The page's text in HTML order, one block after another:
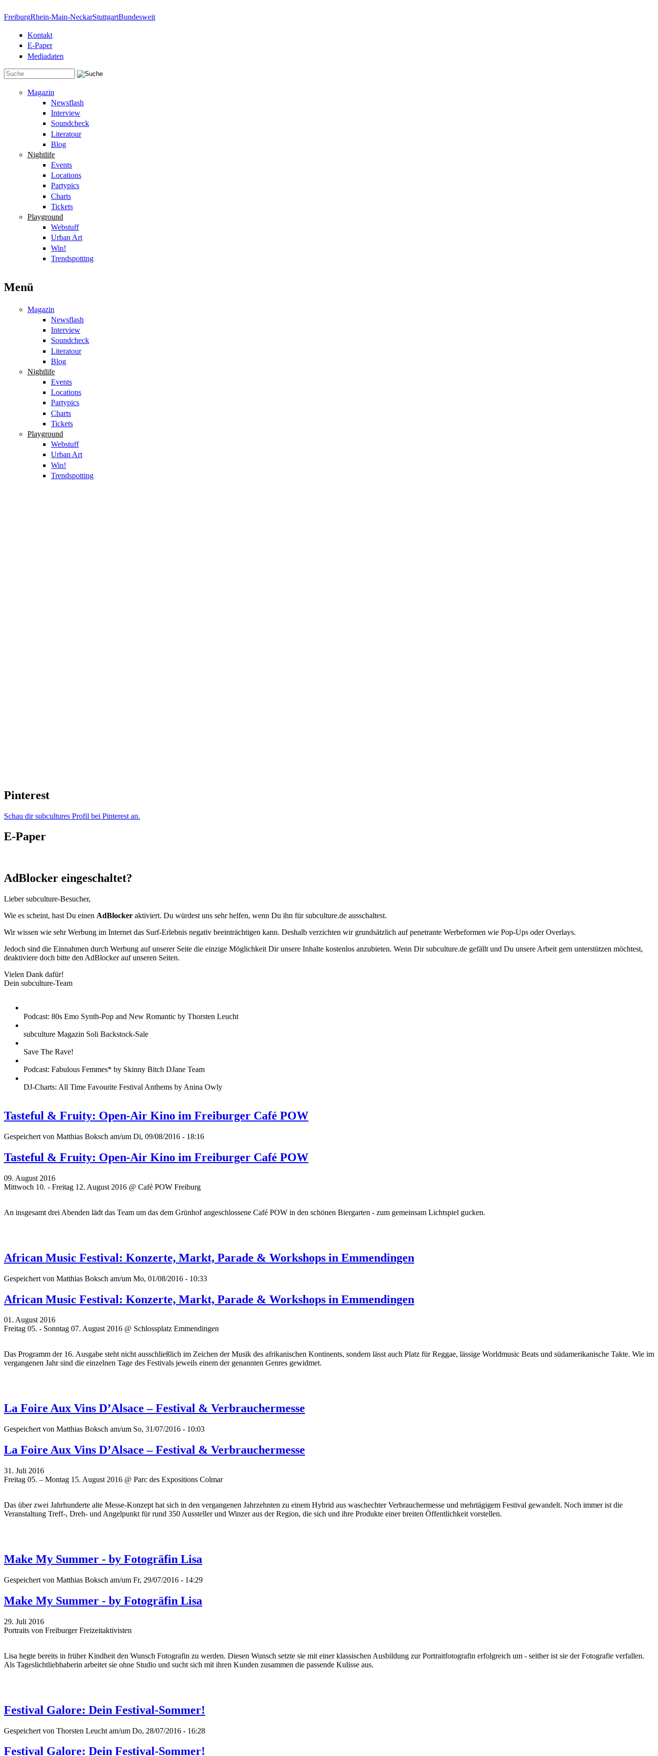
FreiburgRhein-Main-NeckarStuttgartBundesweit
Kontakt
E-Paper
Mediadaten
Magazin
Newsflash
Interview
Soundcheck
Literatour
Blog
Nightlife
Events
Locations
Partypics
Charts
Tickets
Playground
Webstuff
Urban Art
Win!
Trendspotting
Menü
Magazin
Newsflash
Interview
Soundcheck
Literatour
Blog
Nightlife
Events
Locations
Partypics
Charts
Tickets
Playground
Webstuff
Urban Art
Win!
Trendspotting
Pinterest
Schau dir subcultures Profil bei Pinterest an.
E-Paper
AdBlocker eingeschaltet?
Lieber subculture-Besucher,
Wie es scheint, hast Du einen AdBlocker aktiviert. Du würdest uns sehr helfen, wenn Du ihn für subculture.de ausschaltest.
Wir wissen wie sehr Werbung im Internet das Surf-Erlebnis negativ beeinträchtigen kann. Deshalb verzichten wir grundsätzlich auf penetrante Werbeformen wie Pop-Ups oder Overlays.
Jedoch sind die Einnahmen durch Werbung auf unserer Seite die einzige Möglichkeit Dir unsere Inhalte kostenlos anzubieten. Wenn Dir subculture.de gefällt und Du unsere Arbeit gern unterstützen möchtest,
deaktiviere doch bitte den AdBlocker auf unseren Seiten.
Vielen Dank dafür!
Dein subculture-Team
Podcast: 80s Emo Synth-Pop and New Romantic by Thorsten Leucht
subculture Magazin Soli Backstock-Sale
Save The Rave!
Podcast: Fabulous Femmes* by Skinny Bitch DJane Team
DJ-Charts: All Time Favourite Festival Anthems by Anina Owly
Tasteful & Fruity: Open-Air Kino im Freiburger Café POW
Gespeichert von Matthias Boksch am/um Di, 09/08/2016 - 18:16
Tasteful & Fruity: Open-Air Kino im Freiburger Café POW
09. August 2016
Mittwoch 10. - Freitag 12. August 2016 @ Café POW Freiburg
An insgesamt drei Abenden lädt das Team um das dem Grünhof angeschlossene Café POW in den schönen Biergarten - zum gemeinsam Lichtspiel gucken.
African Music Festival: Konzerte, Markt, Parade & Workshops in Emmendingen
Gespeichert von Matthias Boksch am/um Mo, 01/08/2016 - 10:33
African Music Festival: Konzerte, Markt, Parade & Workshops in Emmendingen
01. August 2016
Freitag 05. - Sonntag 07. August 2016 @ Schlossplatz Emmendingen
Das Programm der 16. Ausgabe steht nicht ausschließlich im Zeichen der Musik des afrikanischen Kontinents, sondern lässt auch Platz fürReggae, lässige Worldmusic Beats und südamerikanische Takte. Wie im
vergangenen Jahr sind die einzelnen Tage des Festivals jeweils einem der genannten Genres gewidmet.
La Foire Aux Vins D’Alsace – Festival & Verbrauchermesse
Gespeichert von Matthias Boksch am/um So, 31/07/2016 - 10:03
La Foire Aux Vins D’Alsace – Festival & Verbrauchermesse
31. Juli 2016
Freitag 05. – Montag 15. August 2016 @ Parc des Expositions Colmar
Das über zwei Jahrhunderte alte Messe-Konzept hat sich in den vergangenen Jahrzehnten zu einem Hybrid aus waschechter Verbrauchermesse und mehrtägigem Festival gewandelt. Noch immer ist die
Veranstaltung Treff-, Dreh- und Angelpunkt für rund 350 Aussteller und Winzer aus der Region, die sich und ihre Produkte einer breiten Öffentlichkeit vorstellen.
Make My Summer - by Fotogräfin Lisa
Gespeichert von Matthias Boksch am/um Fr, 29/07/2016 - 14:29
Make My Summer - by Fotogräfin Lisa
29. Juli 2016
Portraits von Freiburger Freizeitaktivisten
Lisa hegte bereits in früher Kindheit den Wunsch Fotografin zu werden. Diesen Wunsch setzte sie mit einer klassischen Ausbildung zur Portraitfotografin erfolgreich um - seither ist sie der Fotografie verfallen.
Als Tageslichtliebhaberin arbeitet sie ohne Studio und sucht sich mit ihren Kunden zusammen die passende Kulisse aus.
Festival Galore: Dein Festival-Sommer!
Gespeichert von Thorsten Leucht am/um Do, 28/07/2016 - 16:28
Festival Galore: Dein Festival-Sommer!